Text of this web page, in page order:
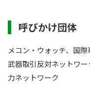
呼びかけ団体
メコン・ウォッチ、国際
武器取引反対ネットワ
力ネットワーク